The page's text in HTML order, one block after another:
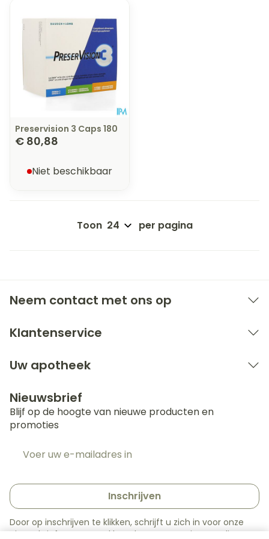
Preservision 3 Caps 180
€ 80,88
Niet beschikbaar
Toon per pagina
Neem contact met ons op
Klantenservice
Uw apotheek
Nieuwsbrief
Blijf op de hoogte van nieuwe producten en
promoties
Inschrijven
Door op inschrijven te klikken, schrijft u zich in voor onze
nieuwsbrief en gaat u akkoord met onzeprivacy policy.